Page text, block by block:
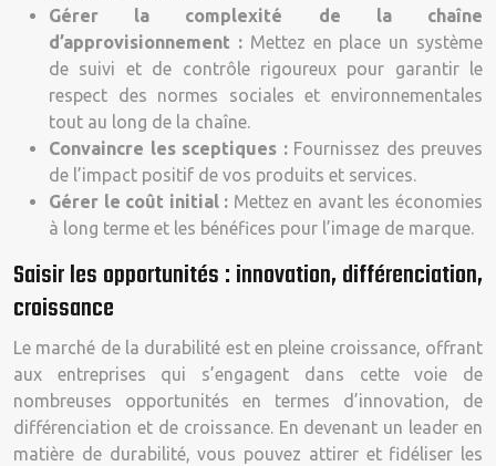
Gérer la complexité de la chaîne
d’approvisionnement : Mettez en place un système
de suivi et de contrôle rigoureux pour garantir le
respect des normes sociales et environnementales
tout au long de la chaîne.
Convaincre les sceptiques : Fournissez des preuves
de l’impact positif de vos produits et services.
Gérer le coût initial : Mettez en avant les économies
à long terme et les bénéfices pour l’image de marque.
Saisir les opportunités : innovation, différenciation,
croissance
Le marché de la durabilité est en pleine croissance, offrant
aux entreprises qui s’engagent dans cette voie de
nombreuses opportunités en termes d’innovation, de
différenciation et de croissance. En devenant un leader en
matière de durabilité, vous pouvez attirer et fidéliser les